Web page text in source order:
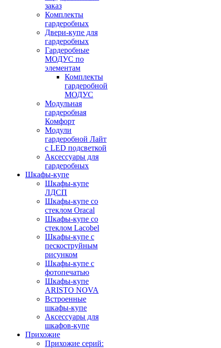
заказ
Комплекты
гардеробных
Двери-купе для
гардеробных
Гардеробные
МОДУС по
элементам
Комплекты
гардеробной
МОДУС
Модульная
гардеробная
Комфорт
Модули
гардеробной Лайт
с LED подсветкой
Аксессуары для
гардеробных
Шкафы-купе
Шкафы-купе
ЛДСП
Шкафы-купе со
стеклом Oracal
Шкафы-купе со
стеклом Lacobel
Шкафы-купе с
пескоструйным
рисунком
Шкафы-купе с
фотопечатью
Шкафы-купе
ARISTO NOVA
Встроенные
шкафы-купе
Аксессуары для
шкафов-купе
Прихожие
Прихожие серий: